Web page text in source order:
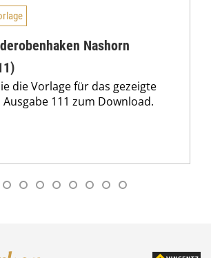
Nashorn
die Vorlage für das gezeigte
111 zum Download.